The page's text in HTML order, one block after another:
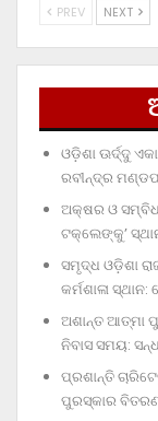
PREV NEXT
ଓଡ଼ିଶା ଊର୍ଦ୍ଦୁ
ରବୀନ୍ଦ୍ର
ଅକ୍ଷର ଓ
ଟକ୍‌ଲେଙ୍କୁ’
ସମୃଦ୍ଧ ଓଡ଼ିଶା
କର୍ମଶାଳା
ଅଶାନ୍ତ ଆତ୍ମା
ନିବାସ ସମୟ:
ପ୍ରଶାନ୍ତି
ପୁରସ୍କାର